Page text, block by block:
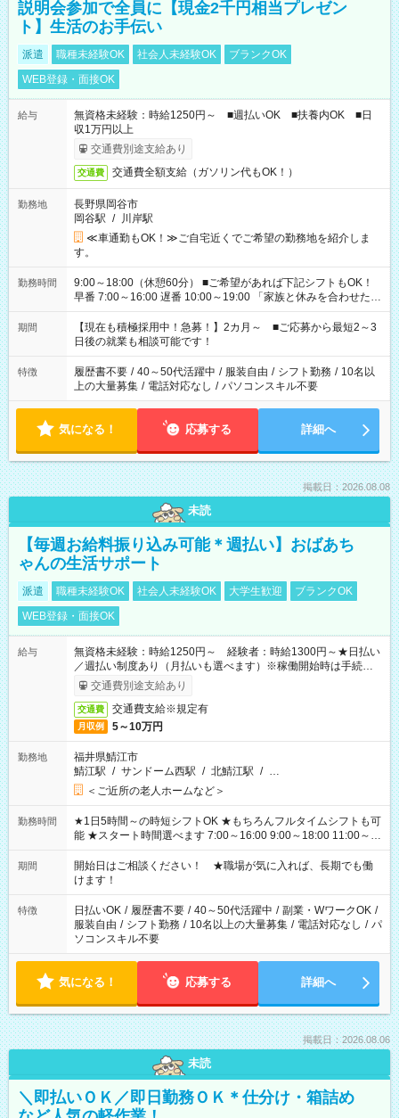
説明会参加で全員に【現金2千円相当プレゼン
ト】生活のお手伝い
派遣 職種未経験OK 社会人未経験OK
ブランクOK
WEB登録・面接OK
給与
無資格未経験：時給1250円～ ■週払いOK ■扶養内OK ■日
収1万円以上
交通費別途支給あり
交通費 交通費全額支給（ガソリン代もOK！）
勤務地
長野県岡谷市
岡谷駅 / 川岸駅
≪車通勤もOK！≫ご自宅近くでご希望の勤務地を紹介しま
す。
勤務時間
9:00～18:00（休憩60分） ■ご希望があれば下記シフトもOK！
早番 7:00～16:00 遅番 10:00～19:00 「家族と休みを合わせた
い」 「余裕を持って夕飯の準備がしたい」 「できれば残業はし
たくない」 など、ご希望を教えてくださいね。 ※Wワーク希望
の方へ 今ご覧のお仕事で希望する勤務時間と、もう1つのお仕事
の勤務時間。 合計で週40時間を超える場合は応募できません。
期間
【現在も積極採用中！急募！】2カ月～ ■ご応募から最短2～3
日後の就業も相談可能です！
特徴 履歴書不要 / 40～50代活躍中 / 服装自由 / シフト勤務 / 10名以
上の大量募集 / 電話対応なし / パソコンスキル不要
気になる！ 応募する 詳細へ
掲載日：2026.08.08
未読
【毎週お給料振り込み可能＊週払い】おばあち
ゃんの生活サポート
派遣 職種未経験OK 社会人未経験OK 大学生歓迎
ブランクOK
WEB登録・面接OK
給与
無資格未経験：時給1250円～ 経験者：時給1300円～★日払い
／週払い制度あり（月払いも選べます）※稼働開始時は手続き完
了次第のお支払いとなります。
交通費別途支給あり
交通費 交通費支給※規定有
月収例 5～10万円
勤務地
福井県鯖江市
鯖江駅 / サンドーム西駅 / 北鯖江駅 / …
＜ご近所の老人ホームなど＞
勤務時間
★1日5時間～の時短シフトOK ★もちろんフルタイムシフトも可
能 ★スタート時間選べます 7:00～16:00 9:00～18:00 11:00～
20:00 など 残業なし！ ※Wワークの場合、他のお仕事と合わせ
週40時間超の就業はご案内できません ※法令に基づき、週20時
間以上勤務は社会保険への加入対象となります ※労働者派遣法
（日雇い派遣の原則禁止）により、短時間・短期間の就業はご
案内が難しい場合があります
期間
開始日はご相談ください！ ★職場が気に入れば、長期でも働
けます！
特徴 日払いOK / 履歴書不要 / 40～50代活躍中 / 副業・WワークOK /
服装自由 / シフト勤務 / 10名以上の大量募集 / 電話対応なし / パ
ソコンスキル不要
気になる！ 応募する 詳細へ
掲載日：2026.08.06
未読
＼即払いＯＫ／即日勤務ＯＫ＊仕分け・箱詰め